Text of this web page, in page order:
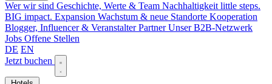
Wer wir sind Geschichte, Werte & Team Nachhaltigkeit little steps.
BIG impact. Expansion Wachstum & neue Standorte Kooperation
Blogger, Influencer & Veranstalter Partner Unser B2B-Netzwerk
Jobs Offene Stellen
DE EN
Jetzt buchen